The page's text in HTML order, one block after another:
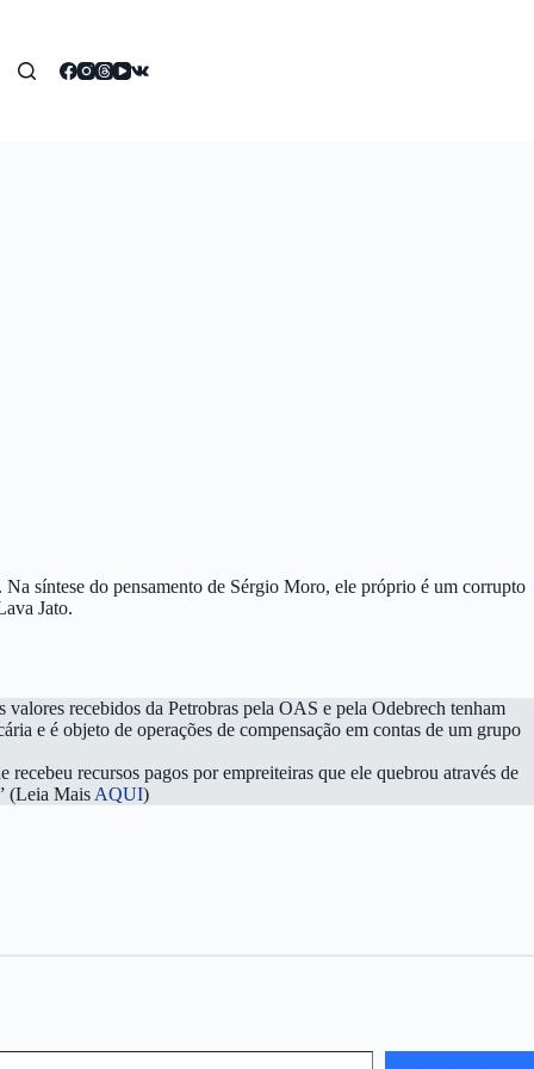
síntese do pensamento de Sérgio Moro, ele próprio é um corrupto
Jato.
recebidos da Petrobras pela OAS e pela Odebrech tenham
e é objeto de operações de compensação em contas de um grupo
recursos pagos por empreiteiras que ele quebrou através de
(Leia Mais AQUI)